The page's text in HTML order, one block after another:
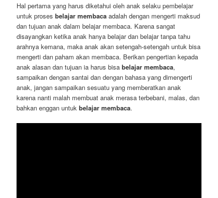
Hal pertama yang harus diketahui oleh anak selaku pembelajar
untuk prosesbelajar membaca adalah dengan mengerti maksud
dan tujuan anak dalam belajar membaca. Karena sangat
disayangkan ketika anak hanya belajar dan belajar tanpa tahu
arahnya kemana, maka anak akan setengah-setengah untuk bisa
mengerti dan paham akan membaca. Berikan pengertian kepada
anak alasan dan tujuan ia harus bisabelajar membaca,
sampaikan dengan santai dan dengan bahasa yang dimengerti
anak, jangan sampaikan sesuatu yang memberatkan anak
karena nanti malah membuat anak merasa terbebani, malas, dan
bahkan enggan untukbelajar membaca.